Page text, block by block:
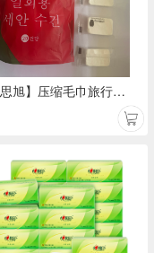
【柏思旭】压缩毛巾旅行装 20粒/袋